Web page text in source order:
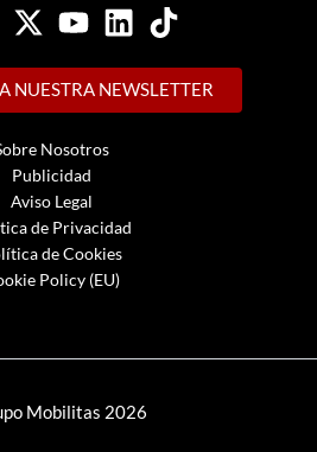
NUESTRA NEWSLETTER
Nosotros
Publicidad
Aviso Legal
de Privacidad
de Cookies
Policy (EU)
Mobilitas 2026